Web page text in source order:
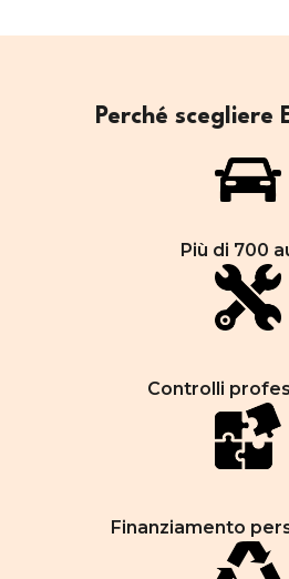
Perché scegliere
Più di 700
Controlli
Finanziamento